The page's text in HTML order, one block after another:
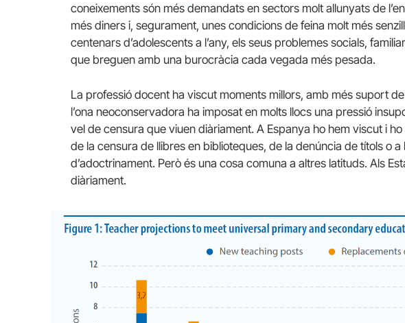
coneixements són més demandats en sectors molt allunyats de
més diners i, segurament, unes condicions de feina molt més
centenars d’adolescents a l’any, els seus problemes socials,
que breguen amb una burocràcia cada vegada més pesada.
La professió docent ha viscut moments millors, amb més suport
l’ona neoconservadora ha imposat en molts llocs una pressió
vel de censura que viuen diàriament. A Espanya ho hem viscut i
de la censura de llibres en biblioteques, de la denúncia de títols o
d’adoctrinament. Però és una cosa comuna a altres latituds. Als
diàriament.